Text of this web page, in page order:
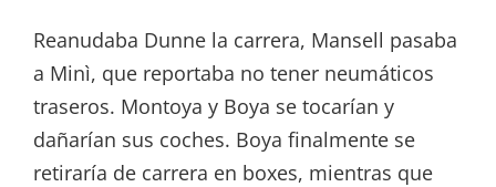
Reanudaba Dunne la carrera, Mansell pasaba
a Minì, que reportaba no tener neumáticos
traseros. Montoya y Boya se tocarían y
dañarían sus coches. Boya finalmente se
retiraría de carrera en boxes, mientras que